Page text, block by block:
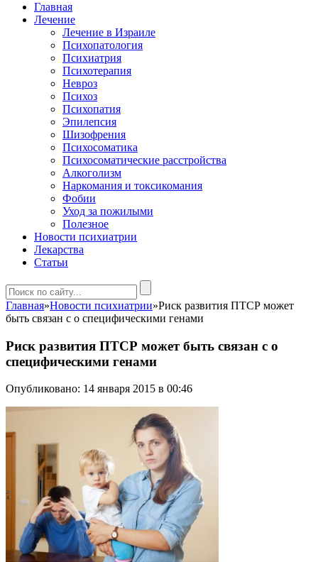
Главная
Лечение
Лечение в Израиле
Психопатология
Психиатрия
Психотерапия
Невроз
Психоз
Психопатия
Эпилепсия
Шизофрения
Психосоматика
Психосоматические расстройства
Алкоголизм
Наркомания и токсикомания
Фобии
Уход за пожилыми
Полезное
Новости психиатрии
Лекарства
Статьи
Главная»Новости психиатрии»Риск развития ПТСР может
быть связан с о специфическими генами
Риск развития ПТСР может быть связан с о
специфическими генами
Опубликовано: 14 января 2015 в 00:46